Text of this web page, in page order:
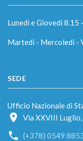
Lunedì e Giovedì 8.15
Martedì - Mercoledì -
SEDE
Ufficio Nazionale di
Via XXVIII
(+378) 0549